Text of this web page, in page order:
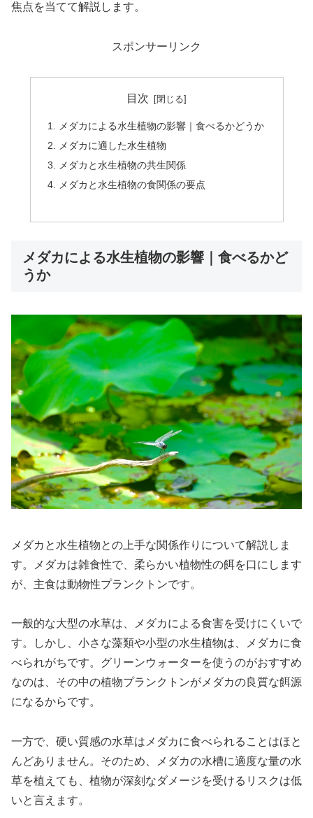
焦点を当てて解説します。
スポンサーリンク
目次
メダカによる水生植物の影響｜食べるかどうか
メダカに適した水生植物
メダカと水生植物の共生関係
メダカと水生植物の食関係の要点
メダカによる水生植物の影響｜食べるかど
うか
メダカと水生植物との上手な関係作りについて解説しま
す。メダカは雑食性で、柔らかい植物性の餌を口にします
が、主食は動物性プランクトンです。
一般的な大型の水草は、メダカによる食害を受けにくいで
す。しかし、小さな藻類や小型の水生植物は、メダカに食
べられがちです。グリーンウォーターを使うのがおすすめ
なのは、その中の植物プランクトンがメダカの良質な餌源
になるからです。
一方で、硬い質感の水草はメダカに食べられることはほと
んどありません。そのため、メダカの水槽に適度な量の水
草を植えても、植物が深刻なダメージを受けるリスクは低
いと言えます。